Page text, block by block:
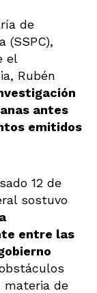
de
(SSPC),
el
Rubén
antes
emitidos
12 de
sostuvo
entre las
materia de